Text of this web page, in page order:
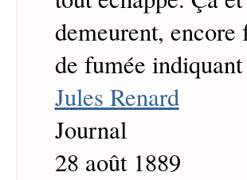
demeurent,
de fumée
Jules Renard
Journal
28 août 1889